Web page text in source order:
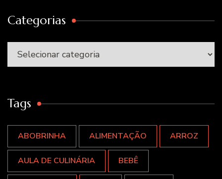
Categorias
Categorias
Tags
ABOBRINHA ALIMENTAÇÃO ARROZ
AULA DE CULINÁRIA BEBÊ